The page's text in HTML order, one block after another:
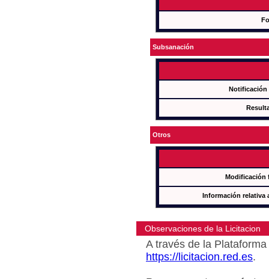
Subsanación
Notificación
Otros
Modificación
Información relativa
Observaciones de la Licitacion
A través de la
https://licitacion.red.es.